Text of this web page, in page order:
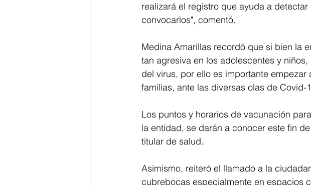
realizará el registro que ayuda a
convocarlos", comentó.
Medina Amarillas recordó que si bien la
tan agresiva en los adolescentes y
del virus, por ello es importante
familias, ante las diversas olas de
Los puntos y horarios de vacunación
la entidad, se darán a conocer este fin
titular de salud.
Asimismo, reiteró el llamado a la
cubrebocas especialmente en espacios